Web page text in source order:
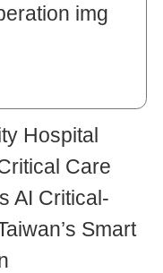
Hospital
Care
AI Critical-
Smart